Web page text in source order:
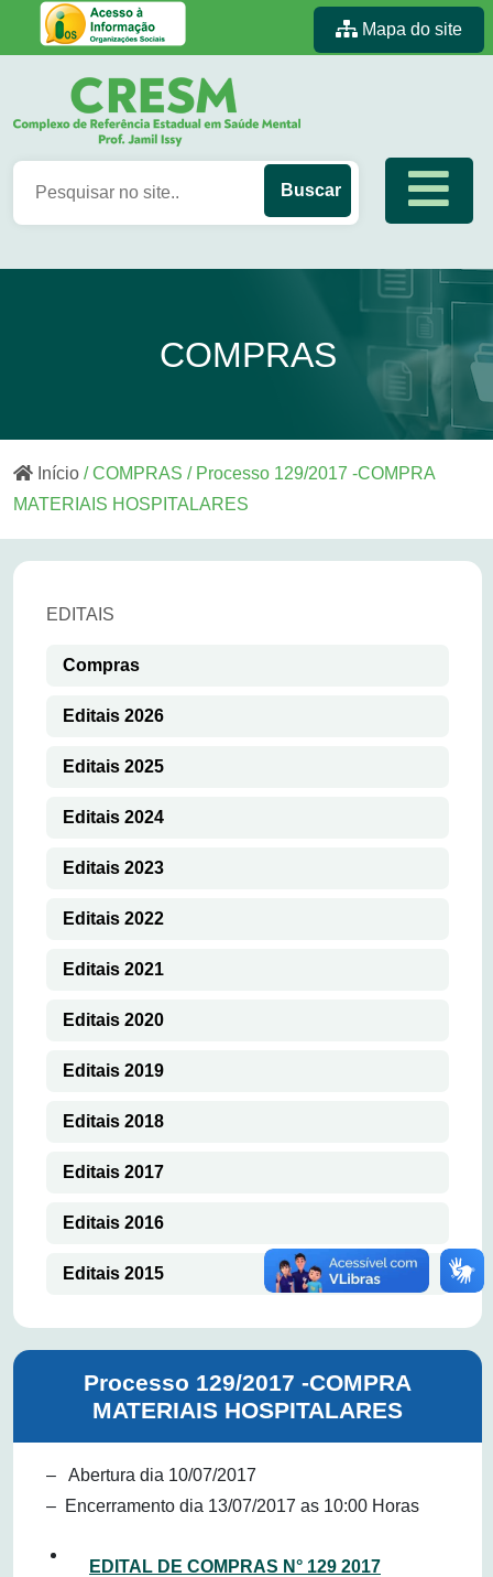
Mapa do site
COMPRAS
Início / COMPRAS / Processo 129/2017 -COMPRA
MATERIAIS HOSPITALARES
EDITAIS
Compras
Editais 2026
Editais 2025
Editais 2024
Editais 2023
Editais 2022
Editais 2021
Editais 2020
Editais 2019
Editais 2018
Editais 2017
Editais 2016
Editais 2015
Processo 129/2017 -COMPRA
MATERIAIS HOSPITALARES
– Abertura dia 10/07/2017
– Encerramento dia 13/07/2017 as 10:00 Horas
EDITAL DE COMPRAS N° 129 2017